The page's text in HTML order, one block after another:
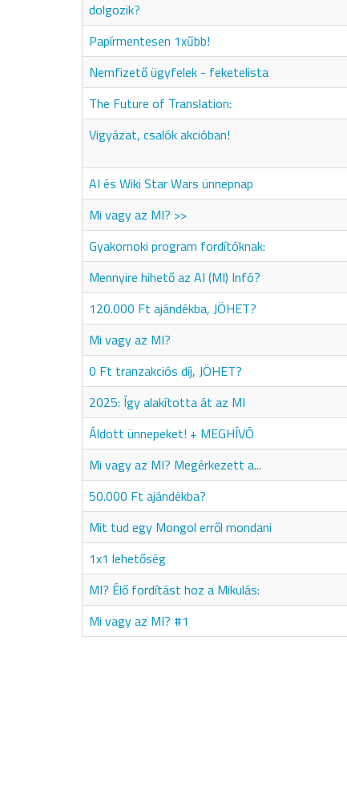
dolgozik?
Papírmentesen 1xűbb!
Nemfizető ügyfelek - feketelista
The Future of Translation:
Vigyázat, csalók akcióban!
AI és Wiki Star Wars ünnepnap
Mi vagy az MI? >>
Gyakornoki program fordítóknak:
Mennyire hihető az AI (MI) Infó?
120.000 Ft ajándékba, JÖHET?
Mi vagy az MI?
0 Ft tranzakciós díj, JÖHET?
2025: Így alakította át az MI
Áldott ünnepeket! + MEGHÍVÓ
Mi vagy az MI? Megérkezett a...
50.000 Ft ajándékba?
Mit tud egy Mongol erről mondani
1x1 lehetőség
MI? Élő fordítást hoz a Mikulás:
Mi vagy az MI? #1